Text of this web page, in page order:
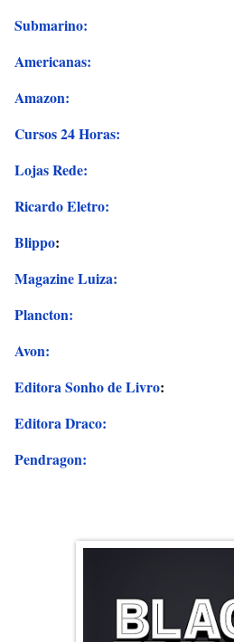
Submarino:
Americanas:
Amazon:
Cursos 24 Horas:
Lojas Rede:
Ricardo Eletro:
Blippo:
Magazine Luiza:
Plancton:
Avon:
Editora Sonho de Livro:
Editora Draco:
Pendragon: